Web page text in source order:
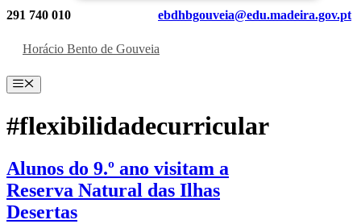
291 740 010 ebdhbgouveia@edu.madeira.gov.pt
Horácio Bento de Gouveia
Menu
#flexibilidadecurricular
Alunos do 9.º ano visitam a
Reserva Natural das Ilhas
Desertas